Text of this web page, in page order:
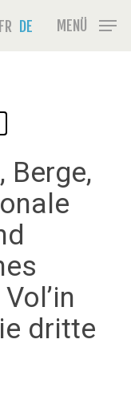
FR DE MENÜ
Berge,
dritte